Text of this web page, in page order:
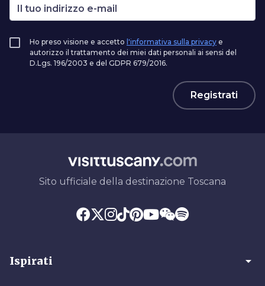
Ho preso visione e accetto l'informativa sulla privacy e
autorizzo il trattamento dei miei dati personali ai sensi del
D.Lgs. 196/2003 e del GDPR 679/2016.
Registrati
Sito ufficiale della destinazione Toscana
Ispirati arrow_drop_down